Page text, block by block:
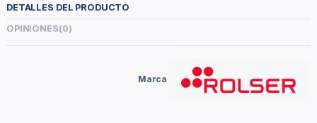
DETALLES DEL PRODUCTO
OPINIONES(0)
Marca